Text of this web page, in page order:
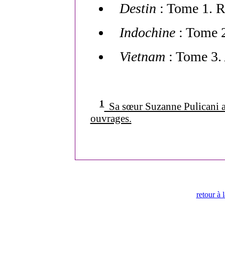
Destin : Tome 1.
Indochine : Tome
Vietnam : Tome
1Sa sœur Suzanne Pulicani
ouvrages.
retour à